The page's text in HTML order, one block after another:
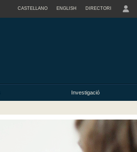
CASTELLANO ENGLISH DIRECTORI
Investigació